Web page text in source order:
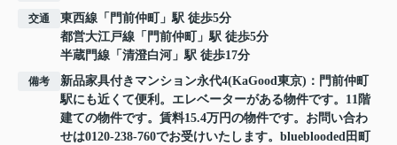
交通 東西線 「 門前仲町
」駅 徒歩5分
都営大江戸線 「 門前仲町
」駅 徒歩5分
半蔵門線 「 清澄白河 」駅 徒歩17分
備考
新品家具付きマンション永代4(KaGood東京)：門前仲町
駅にも近くて便利。エレベーターがある物件です。11階
建ての物件です。賃料15.4万円の物件です。お問い合わ
せは0120-238-760でお受けいたします。blueblooded田町